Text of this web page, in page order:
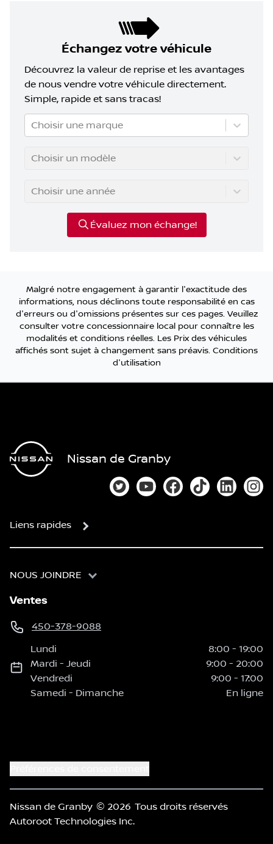
Échangez votre véhicule
Découvrez la valeur de reprise et les avantages
de nous vendre votre véhicule directement.
Simple, rapide et sans tracas!
Choisir une marque
Choisir un modèle
Choisir une année
Évaluez mon échange!
Malgré notre engagement à garantir l'exactitude des
informations, nous déclinons toute responsabilité en cas
d'erreurs ou d'omissions présentes sur ces pages. Veuillez
consulter votre concessionnaire local pour connaître les
modalités et conditions réelles. Les Prix des véhicules
affichés sont sujet à changement sans préavis. Conditions
d'utilisation
Nissan de Granby
Lien vers notre compte Twitter
Lien vers notre chaîne
Lien vers notre page
Lien vers notre
Lien vers
Liens rapides
NOUS JOINDRE
Ventes
450-378-9088
Lundi 8:00 - 19:00
Mardi -Jeudi 9:00 - 20:00
Vendredi
9:00 - 17:00
Samedi - Dimanche En ligne
Nissan de Granby © 2026 Tous droits réservés
Autoroot Technologies Inc.